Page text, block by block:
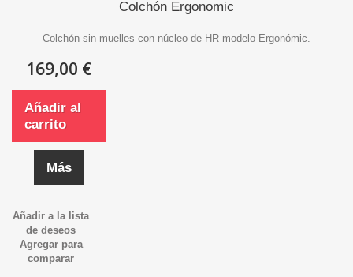
Colchón Ergonomic
Colchón sin muelles con núcleo de HR modelo Ergonómic.
169,00 €
Añadir al
carrito
Más
Añadir a la lista
de deseos
Agregar para
comparar